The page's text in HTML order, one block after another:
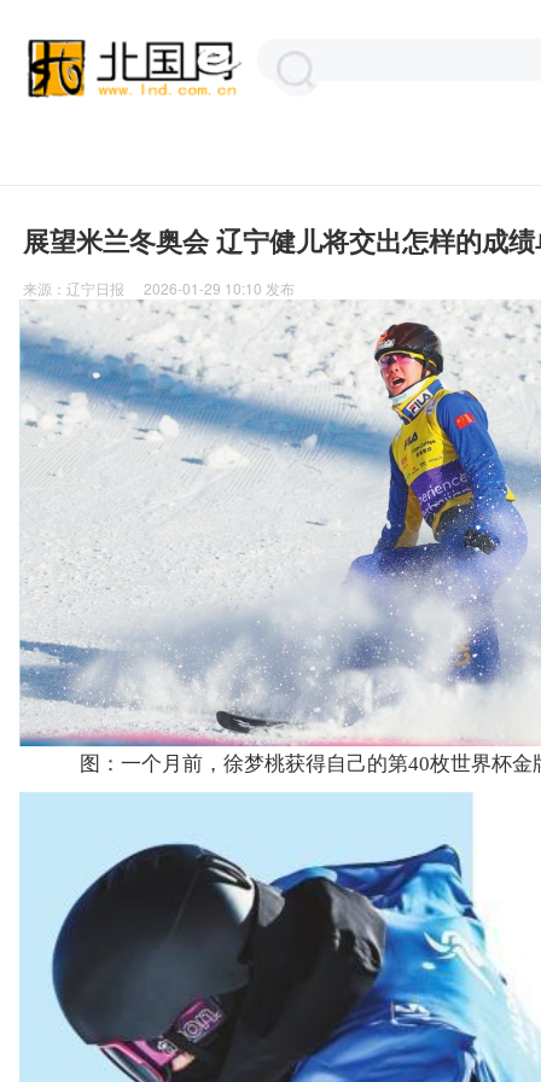
展望米兰冬奥会 辽宁健儿将交出怎样的成绩
来源：辽宁日报 2026-01-29 10:10 发布
图：一个月前，徐梦桃获得自己的第40枚世界杯金